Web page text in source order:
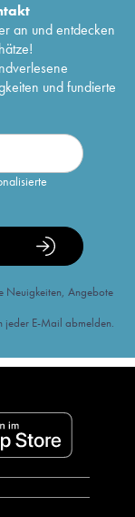
an und entdecken
und fundierte
Neuigkeiten, Angebote
jeder E-Mail abmelden.